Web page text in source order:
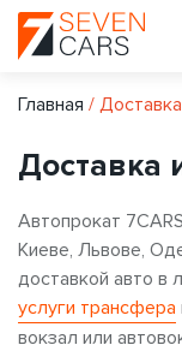
Главная /
Доставка
Автопрокат
Киеве, Львове,
доставкой авто в
услуги трансфера
вокзал или